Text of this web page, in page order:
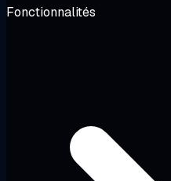
Fonctionnalités